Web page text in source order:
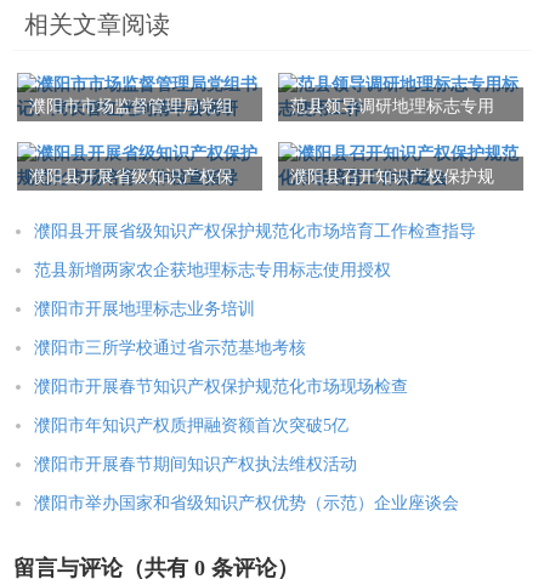
相关文章阅读
濮阳市市场监督管理局党组
调研
范县领导调研地理标志专用
濮阳县开展省级知识产权保
指导
濮阳县召开知识产权保护规
濮阳县开展省级知识产权保护规范化市场培育工作检查指导
范县新增两家农企获地理标志专用标志使用授权
濮阳市开展地理标志业务培训
濮阳市三所学校通过省示范基地考核
濮阳市开展春节知识产权保护规范化市场现场检查
濮阳市年知识产权质押融资额首次突破5亿
濮阳市开展春节期间知识产权执法维权活动
濮阳市举办国家和省级知识产权优势（示范）企业座谈会
留言与评论（共有 0 条评论）